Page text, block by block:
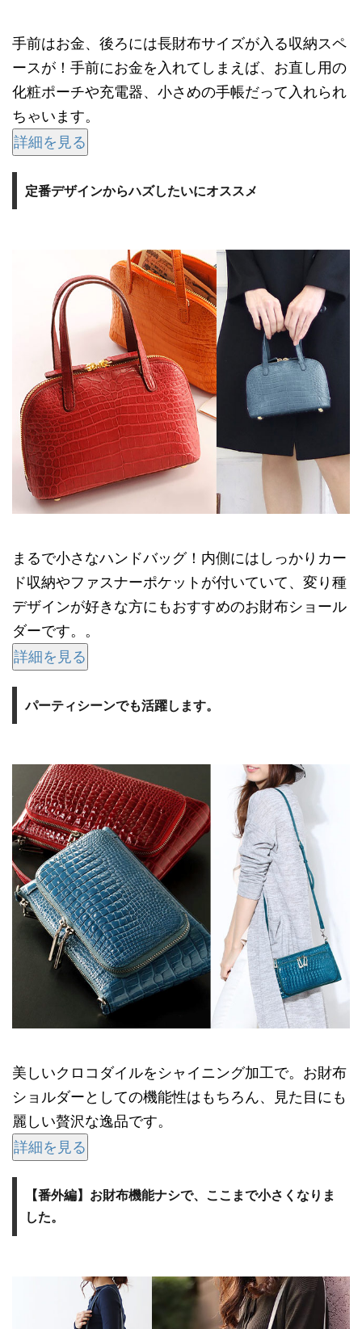
手前はお金、後ろには長財布サイズが入る収納スペ
ースが！手前にお金を入れてしまえば、お直し用の
化粧ポーチや充電器、小さめの手帳だって入れられ
ちゃいます。
詳細を見る
定番デザインからハズしたいにオススメ
まるで小さなハンドバッグ！内側にはしっかりカー
ド収納やファスナーポケットが付いていて、変り種
デザインが好きな方にもおすすめのお財布ショール
ダーです。。
詳細を見る
パーティシーンでも活躍します。
美しいクロコダイルをシャイニング加工で。お財布
ショルダーとしての機能性はもちろん、見た目にも
麗しい贅沢な逸品です。
詳細を見る
【番外編】お財布機能ナシで、ここまで小さくなりま
した。